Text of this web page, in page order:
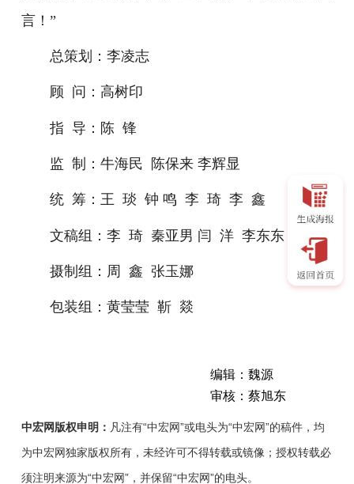
言！”
总策划：李凌志
顾 问：高树印
指 导：陈 锋
监 制：牛海民 陈保来 李辉显
统 筹：王 琰 钟 鸣 李 琦 李 鑫
文稿组：李 琦 秦亚男 闫 洋 李东东
摄制组：周 鑫 张玉娜
包装组：黄莹莹 靳 燚
编辑：魏源
审核：蔡旭东
中宏网版权申明： 凡注有“中宏网”或电头为“中宏网”的稿件，均
为中宏网独家版权所有，未经许可不得转载或镜像；授权转载必
须注明来源为“中宏网”，并保留“中宏网”的电头。